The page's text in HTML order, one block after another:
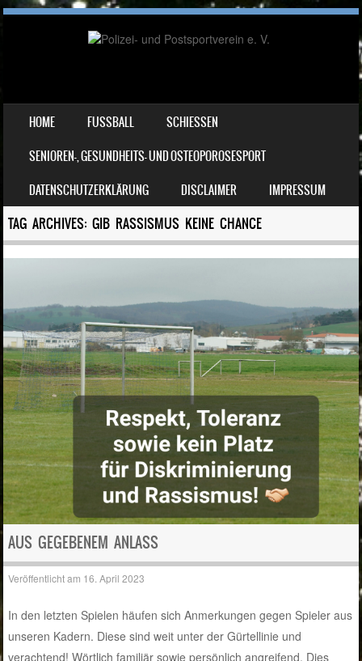
MENU
SKIP TO CONTENT
HOME FUSSBALL
SCHIESSEN
SENIOREN-, GESUNDHEITS- UND OSTEOPOROSESPORT
DATENSCHUTZERKLÄRUNG
DISCLAIMER IMPRESSUM
TAG ARCHIVES:GIB RASSISMUS KEINE CHANCE
AUS GEGEBENEM ANLASS
Veröffentlicht am 16. April 2023
In den letzten Spielen häufen sich Anmerkungen gegen Spieler aus
unseren Kadern. Diese sind weit unter der Gürtellinie und
verachtend! Wörtlich familiär sowie persönlich angreifend. Dies